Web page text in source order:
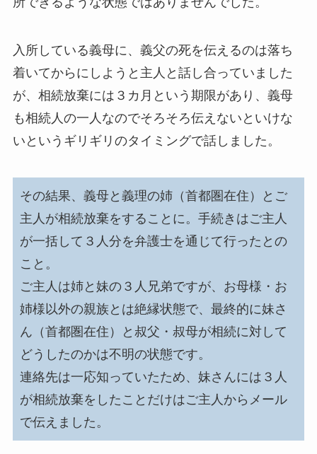
入所している義母に、義父の死を伝えるのは落ち
着いてからにしようと主人と話し合っていました
が、相続放棄には３カ月という期限があり、義母
も相続人の一人なのでそろそろ伝えないといけな
いというギリギリのタイミングで話しました。
その結果、義母と義理の姉（首都圏在住）とご
主人が相続放棄をすることに。手続きはご主人
が一括して３人分を弁護士を通じて行ったとの
こと。
ご主人は姉と妹の３人兄弟ですが、お母様・お
姉様以外の親族とは絶縁状態で、最終的に妹さ
ん（首都圏在住）と叔父・叔母が相続に対して
どうしたのかは不明の状態です。
連絡先は一応知っていたため、妹さんには３人
が相続放棄をしたことだけはご主人からメール
で伝えました。